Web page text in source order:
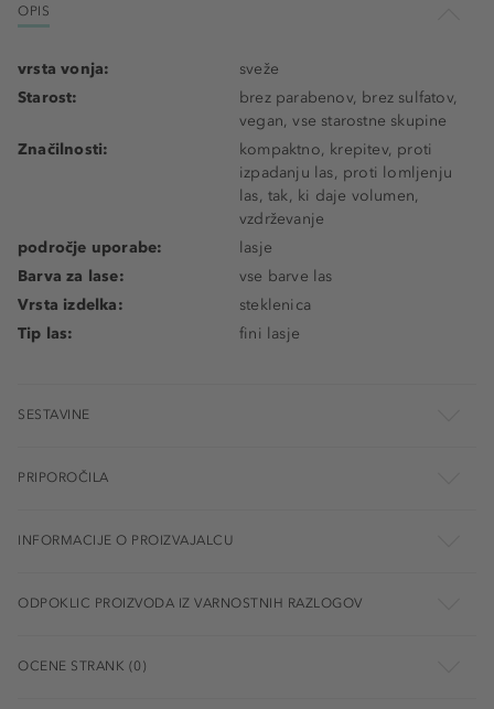
OPIS
vrsta vonja:
sveže
Starost:
brez parabenov, brez sulfatov,
vegan, vse starostne skupine
Značilnosti:
kompaktno, krepitev, proti
izpadanju las, proti lomljenju
las, tak, ki daje volumen,
vzdrževanje
področje uporabe:
lasje
Barva za lase:
vse barve las
Vrsta izdelka:
steklenica
Tip las:
fini lasje
SESTAVINE
PRIPOROČILA
INFORMACIJE O PROIZVAJALCU
ODPOKLIC PROIZVODA IZ VARNOSTNIH RAZLOGOV
OCENE STRANK (0)